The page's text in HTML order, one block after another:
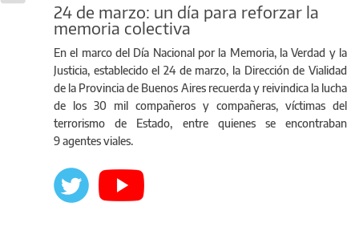
24 de marzo: un día para reforzar la
memoria colectiva
En el marco del Día Nacional por la Memoria, la Verdad y la
Justicia, establecido el 24 de marzo, la Dirección de Vialidad
de la Provincia de Buenos Aires recuerda y reivindica la lucha
de los 30 mil compañeros y compañeras, víctimas del
terrorismo de Estado, entre quienes se encontraban
9 agentes viales.